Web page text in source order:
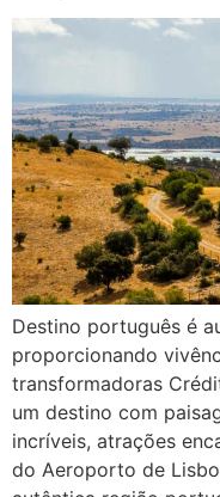
Destino português é
proporcionando
transformadoras
um destino com
incríveis, atrações
do Aeroporto de